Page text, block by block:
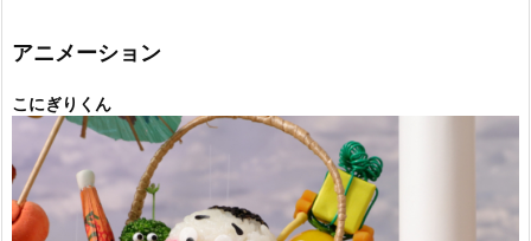
ー
アニメーション
こにぎりくん